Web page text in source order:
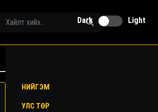
Dark Light
НИЙГЭМ
УЛС ТӨР